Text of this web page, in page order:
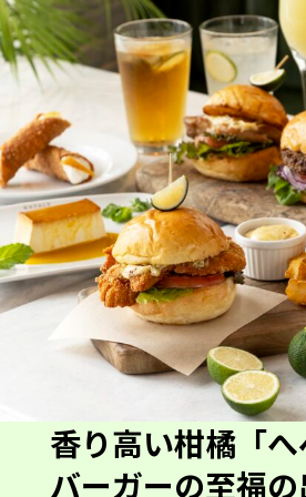
香り高い柑橘「
バーガーの至福の
この夏、EATALY
「Vacanze a